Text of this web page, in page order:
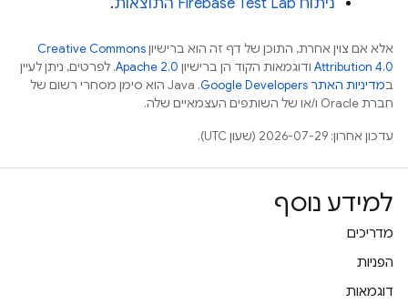
ניתוח Firebase Test Lab התוצאות.
אלא אם צוין אחרת, התוכן של דף זה הוא ברישיוןCreative Commons
Attribution 4.0 ודוגמאות הקוד הן ברישיון Apache 2.0. לפרטים, ניתן לעיין
במדיניות האתר Google Developers‏
.‏ Java הוא סימן מסחרי רשום של
חברת Oracle ו/או של השותפים העצמאיים שלה.
עדכון אחרון: 2026-07-29 (שעון UTC).
למידע נוסף
מדריכים
הפניות
דוגמאות